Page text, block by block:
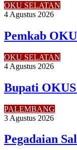
OKU SELATAN
4 Agustus 2026
Pemkab
OKU SELATAN
4 Agustus 2026
Bupati
PALEMBANG
3 Agustus 2026
Pegadaian